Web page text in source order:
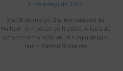
11 de março de 2022
Dia 08 de março: Dia Internacional da
Mulher! Um pouco de história: A ideia de
uma comemoração anual surgiu depois
que o Partido Socialista